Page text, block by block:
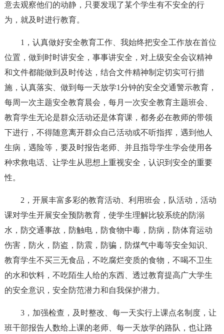
意去观察他们的动静，只要发现了某个学生有不安全的行
为，就及时进行教育。
1，认真做好安全教育工作、我始终把安全工作放在首位
位置，做到时时讲安全，事事讲安全，对上级安全会议精神
和文件都能做到及时传达，结合文件精神制定切实可行措
施，认真落实、做到每一天放学1分钟的安全交通警示教育，
每周一次主题安全教育晨会，每月一次安全教育主题班会、
教育学生无论是群众活动还是体育课，都务必在教师的带领
下进行，不得随意离开群众自己活动或不听指挥，遇到他人
生病，遇险等，要及时报告老师、并且指导学生学会使用各
种求救电话、让学生从思想上重视安全，认识到安全的重要
性。
2，开展丰富多彩的教育活动、利用班会，队活动，活动
课对学生开展安全预防教育，使学生理解比较系统的防溺
水，防交通事故，防触电，防食物中毒，防病，防体育运动
伤害，防火，防盗，防震，防骗，防煤气中毒等安全知识、
教育学生不买三无食品，不吃腐烂变质的食物，不喝不卫生
的水和饮料，不吃陌生人给的东西、透过教育提高广大学生
的安全意识，安全防范潜力和自我保护潜力。
3，加强检查，及时整改、每一天实行上课点名制度，让
班干部报告人数给上课的老师、每一天放学的路队，也让路